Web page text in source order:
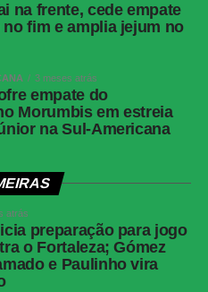
na frente, cede empate
fim e amplia jejum no
3 meses atrás
empate do
Morumbis em estreia
na Sul-Americana
atrás
preparação para jogo
o Fortaleza; Gómez
e Paulinho vira